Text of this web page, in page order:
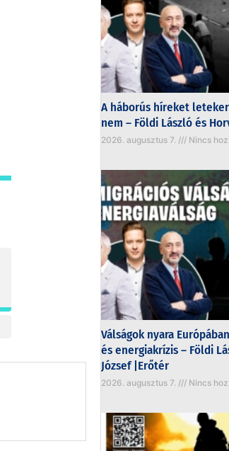
A háborús híreket
nem – Földi László és
2026. augusztus 7. Nincs
Válságok nyara
és energiakrízis – Földi
József |Erőtér
2026. augusztus 7. Nincs